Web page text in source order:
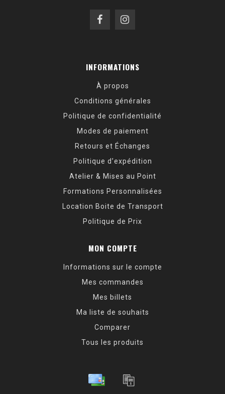
INFORMATIONS
À propos
Conditions générales
Politique de confidentialité
Modes de paiement
Retours et Échanges
Politique d’expédition
Atelier & Mises au Point
Formations Personnalisées
Location Boite de Transport
Politique de Prix
MON COMPTE
Informations sur le compte
Mes commandes
Mes billets
Ma liste de souhaits
Comparer
Tous les produits